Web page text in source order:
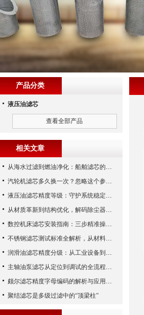
产品分类
液压油滤芯
查看全部产品
相关文章
从海水过滤到燃油净化：船舶滤芯的多场景应用解析
汽轮机滤芯多久换一次？忽略这个参数，机组非停损失可能上百万！
液压油滤芯精度等级：守护系统稳定与寿命的“微米标尺”
从材质革新到结构优化，解码除尘器滤芯性能跃升的核心逻辑
数控机床滤芯安装指南：三步精准操作，杜绝设备“亚健康”
不锈钢滤芯测试标准全解析，从材料性能到应用场景的严苛验证
润滑油滤芯精度分级：从工业设备到精密系统的过滤密码
主轴油泵滤芯从定位到调试的全流程解析
颇尔滤芯精度字母编码的解析与应用指南
聚结滤芯是多级过滤中的“顶梁柱”